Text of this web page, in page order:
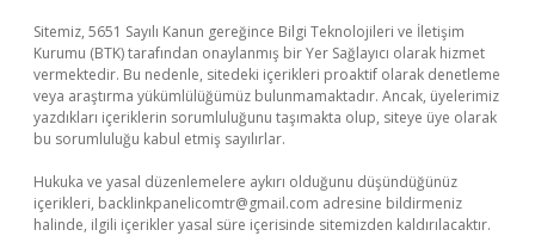
Sitemiz, 5651 Sayılı Kanun gereğince Bilgi Teknolojileri ve İletişim
Kurumu (BTK) tarafından onaylanmış bir Yer Sağlayıcı olarak hizmet
vermektedir. Bu nedenle, sitedeki içerikleri proaktif olarak denetleme
veya araştırma yükümlülüğümüz bulunmamaktadır. Ancak, üyelerimiz
yazdıkları içeriklerin sorumluluğunu taşımakta olup, siteye üye olarak
bu sorumluluğu kabul etmiş sayılırlar.
Hukuka ve yasal düzenlemelere aykırı olduğunu düşündüğünüz
içerikleri, backlinkpanelicomtr@gmail.com adresine bildirmeniz
halinde, ilgili içerikler yasal süre içerisinde sitemizden kaldırılacaktır.